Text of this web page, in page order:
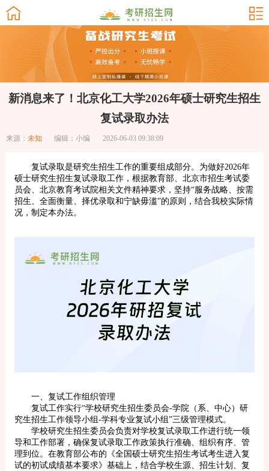
新消息来了！北京化工大学2026年硕士研究生招生
复试录取办法
来源： 未知 编辑：小编 2026-06-03 09:38:09
复试录取是研究生招生工作的重要组成部分。为做好2026年
硕士研究生招生复试录取工作，根据教育部、北京市招生考试委
员会、北京教育考试院相关文件精神要求，坚持“服务战略、按需
招生、全面衡量、择优录取和宁缺毋滥”的原则，结合我校实际情
况，制定本办法。
一、复试工作组织管理
复试工作实行“学校研究生招生委员会-学院（系、中心）研
究生招生工作领导小组-学科专业复试小组”三级管理模式。
学校研究生招生委员会负责对学校复试录取工作进行统一领
导和工作部署，确保复试录取工作政策执行准确、组织有序、管
理到位。在教育部公布的《全国硕士研究生招生考试考生进入复
试的初试成绩基本要求》基础上，结合学校生源、招生计划、复